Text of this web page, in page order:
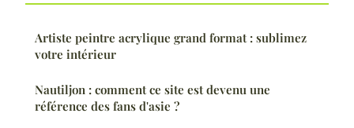
Artiste peintre acrylique grand format : sublimez
votre intérieur
Nautiljon : comment ce site est devenu une
référence des fans d'asie ?